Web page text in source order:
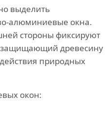
выделить
алюминиевые окна.
стороны фиксируют
древесину
природных
окон: